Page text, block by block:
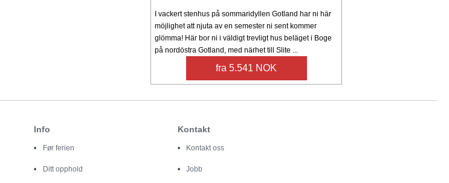
I vackert stenhus på sommaridyllen Gotland har ni här
möjlighet att njuta av en semester ni sent kommer
glömma! Här bor ni i väldigt trevligt hus beläget i Boge
på nordöstra Gotland, med närhet till Slite ...
fra 5.541 NOK
Info
Før ferien
Ditt opphold
Kontakt
Kontakt oss
Jobb